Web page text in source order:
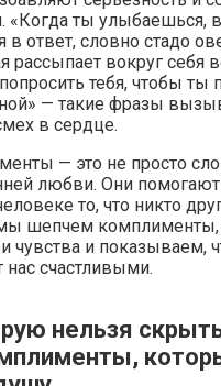
«Когда ты улыбаешься,
в ответ, словно стадо
рассыпает вокруг себя
тебя, чтобы ты
— такие фразы
в сердце.
— это не просто
любви. Они
то, что никто
мы шепчем
чувства и показываем,
нас счастливыми.
нельзя